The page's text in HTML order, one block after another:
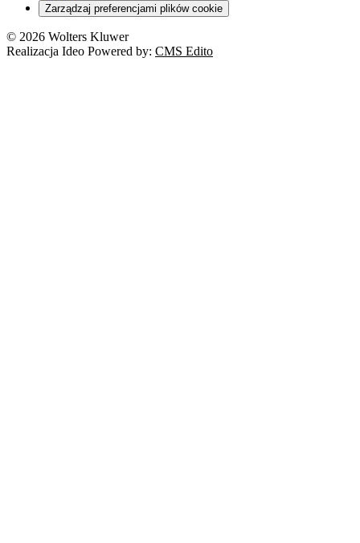
Zarządzaj preferencjami plików cookie
© 2026 Wolters Kluwer
Realizacja Ideo Powered by: CMS Edito